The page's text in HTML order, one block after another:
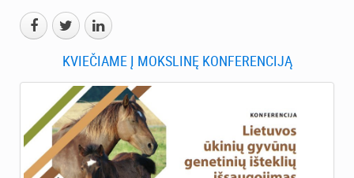
KVIEČIAME Į MOKSLINĘ KONFERENCIJĄ